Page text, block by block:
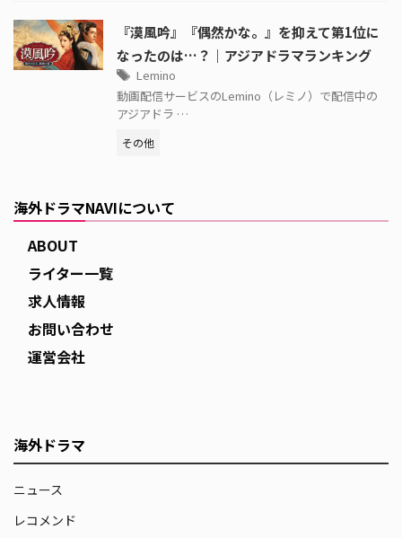
『漠風吟』『偶然かな。』を抑えて第1位に
なったのは…？｜アジアドラマランキング
Lemino
動画配信サービスのLemino（レミノ）で配信中の
アジアドラ …
その他
海外ドラマNAVIについて
ABOUT
ライター一覧
求人情報
お問い合わせ
運営会社
海外ドラマ
ニュース
レコメンド